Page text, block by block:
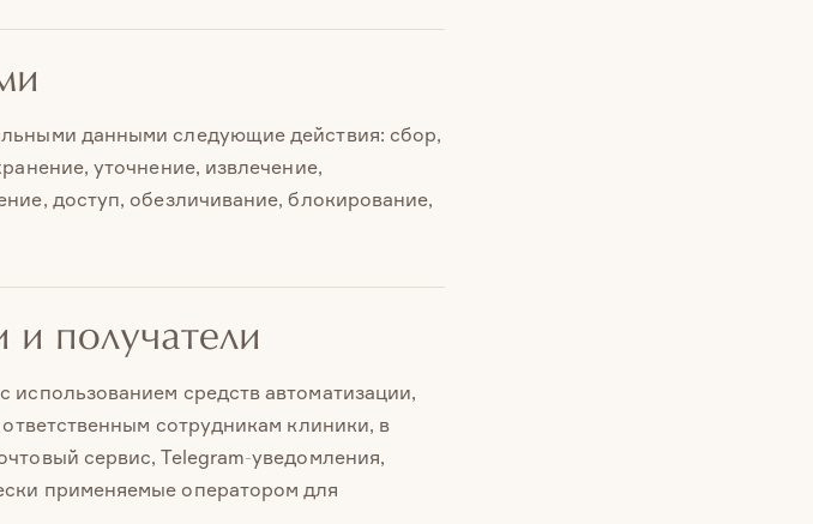
данными следующие действия: сбор,
уточнение, извлечение,
доступ, обезличивание, блокирование,
получатели
использованием средств автоматизации,
сотрудникам клиники, в
сервис, Telegram-уведомления,
применяемые оператором для